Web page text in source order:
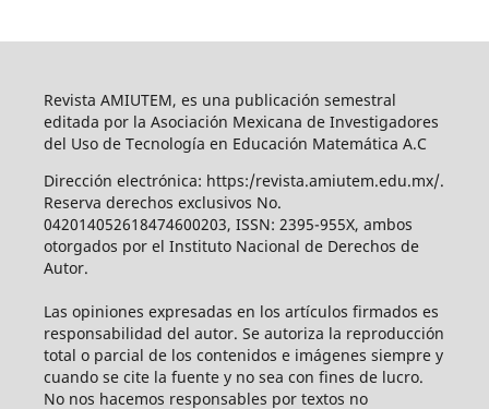
Revista AMIUTEM, es una publicación semestral
editada por la Asociación Mexicana de Investigadores
del Uso de Tecnología en Educación Matemática A.C
Dirección electrónica: https:/revista.amiutem.edu.mx/.
Reserva derechos exclusivos No.
042014052618474600203, ISSN: 2395-955X, ambos
otorgados por el Instituto Nacional de Derechos de
Autor.
Las opiniones expresadas en los artículos firmados es
responsabilidad del autor. Se autoriza la reproducción
total o parcial de los contenidos e imágenes siempre y
cuando se cite la fuente y no sea con fines de lucro.
No nos hacemos responsables por textos no